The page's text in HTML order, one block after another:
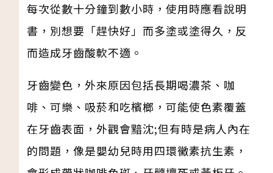
每次從數十分鐘到數小時，使用時應看說明
書，別想要「趕快好」而多塗或塗得久，反
而造成牙齒酸軟不適。
牙齒變色，外來原因包括長期喝濃茶、咖
啡、可樂、吸菸和吃檳榔，可能使色素覆蓋
在牙齒表面，外觀會黯沈;但有時是病人內在
的問題，像是嬰幼兒時用四環黴素抗生素，